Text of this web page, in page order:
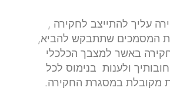
עליך להתייצב לחקירה ,
המסמכים שתתבקש להביא,
באשר למצבך הכלכלי
חובותיך ולענות בנימוס לכל
מקובלת במסגרת החקירה.